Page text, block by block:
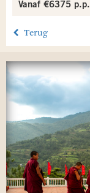
Vanaf €6375 p.p.
Terug